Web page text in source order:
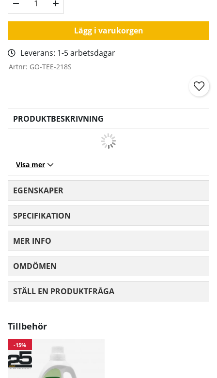
Lägg i varukorgen
Leverans: 1-5 arbetsdagar
Artnr: GO-TEE-218S
PRODUKTBESKRIVNING
Visa mer
EGENSKAPER
SPECIFIKATION
MER INFO
OMDÖMEN
STÄLL EN PRODUKTFRÅGA
Tillbehör
-15%